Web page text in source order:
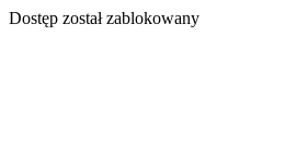
Dostęp został zablokowany